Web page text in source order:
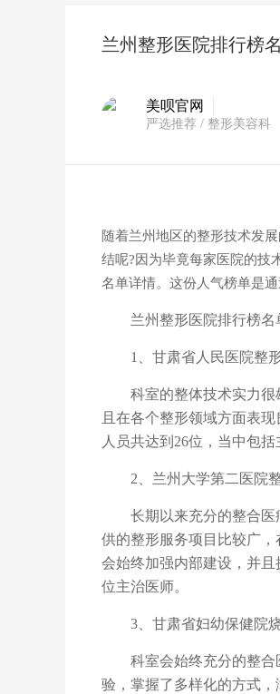
兰州整形医院排行榜
美呗官网
严选推荐 / 整形美容科
随着兰州地区的整形技术发
结呢?因为毕竟每家医院的技
名单详情。这份人气榜单是
兰州整形医院排行榜名
1、甘肃省人民医院整
科室的整体技术实力很
且在各个整形领域方面表
人员共达到26位，当中包
2、兰州大学第二医院
长期以来充分的整合医疗
供的整形服务项目比较广
会始终加强内部建设，并
位主治医师。
3、甘肃省妇幼保健院
科室会始终充分的整合
验，掌握了多样化的方式